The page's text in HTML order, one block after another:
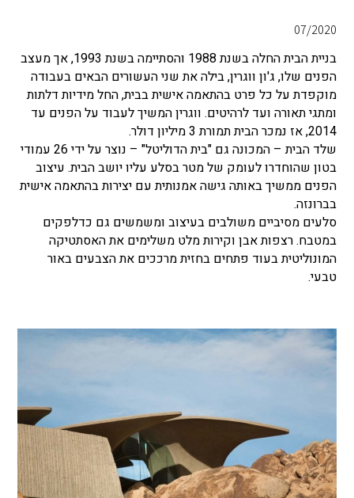
07/2020
בניית הבית החלה בשנת 1988 והסתיימה בשנת 1993, אך מעצב
הפנים שלו, ג'ון ווגרין, בילה את שני העשורים הבאים בעבודה
מוקפדת על כל פרט בהתאמה אישית בבית, החל מידיות דלתות
ומתגי תאורה ועד לרהיטים. ווגרין המשיך לעבוד על הפנים עד
2014, אז נמכר הבית תמורת 3 מיליון דולר.
שלד הבית – המכונה גם "בית הדוליטל" – נוצר על ידי 26 עמודי
בטון שהוחדרו לעומק של מטר בסלע עליו יושב הבית. עיצוב
הפנים ממשיך באותה גישה אמנותית עם יצירות בהתאמה אישית
בברונזה.
סלעים מסיביים משולבים בעיצוב ומשמשים גם כדלפקים
במטבח. רצפות אבן וקירות מלט משלימים את האסתטיקה
המונוליטית בעוד פתחים בחזית מרככים את הצבעים באור
טבעי.